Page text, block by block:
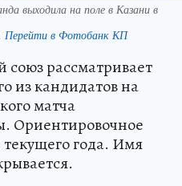
выходила на поле в Казани в
Перейти в Фотобанк КП
союз рассматривает
из кандидатов на
матча
Ориентировочное
года. Имя